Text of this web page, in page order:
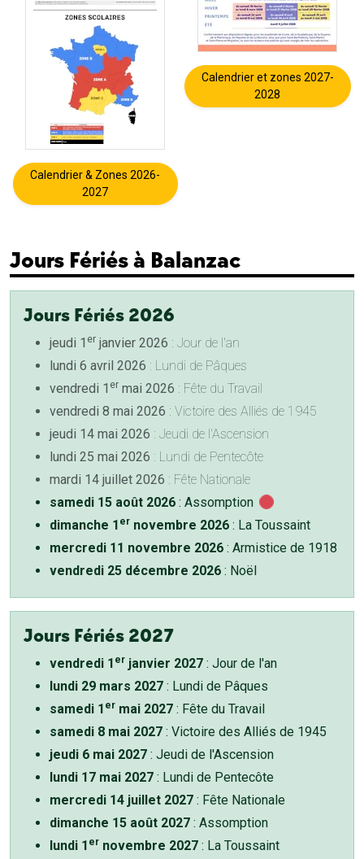
Calendrier & Zones 2026-
2027
Calendrier et zones 2027-
2028
Jours Fériés à Balanzac
Jours Fériés 2026
jeudi 1 er janvier 2026 : Jour de l'an
lundi 6 avril 2026 : Lundi de Pâques
vendredi 1 er mai 2026 : Fête du Travail
vendredi 8 mai 2026 : Victoire des Alliés de 1945
jeudi 14 mai 2026 : Jeudi de l'Ascension
lundi 25 mai 2026 : Lundi de Pentecôte
mardi 14 juillet 2026 : Fête Nationale
samedi 15 août 2026 : Assomption
dimanche 1 er novembre 2026 : La Toussaint
mercredi 11 novembre 2026 : Armistice de 1918
vendredi 25 décembre 2026 : Noël
Jours Fériés 2027
vendredi 1 er janvier 2027 : Jour de l'an
lundi 29 mars 2027 : Lundi de Pâques
samedi 1 er mai 2027 : Fête du Travail
samedi 8 mai 2027 : Victoire des Alliés de 1945
jeudi 6 mai 2027 : Jeudi de l'Ascension
lundi 17 mai 2027 : Lundi de Pentecôte
mercredi 14 juillet 2027 : Fête Nationale
dimanche 15 août 2027 : Assomption
lundi 1 er novembre 2027 : La Toussaint